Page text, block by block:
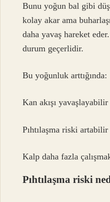
Bunu yoğun bal gibi
kolay akar ama
daha yavaş hareket
durum geçerlidir.
Bu yoğunluk arttığında:
Kan akışı yavaşlayabilir
Pıhtılaşma riski artabilir
Kalp daha fazla
Pıhtılaşma riski